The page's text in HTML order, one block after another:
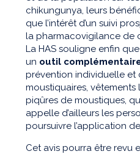
chikungunya, leurs
que l’intérêt d’un suivi
la pharmacovigilance de
La HAS souligne enfin
un outil
prévention individuelle et
moustiquaires, vêtements
piqûres de moustiques,
appelle d’ailleurs les
poursuivre l’application
Cet avis pourra être revu